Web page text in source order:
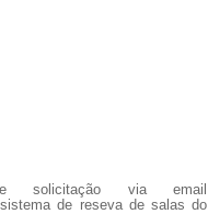
solicitação via email
de reseva de salas do